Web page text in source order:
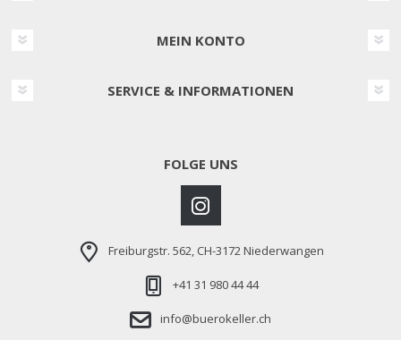
MEIN KONTO
SERVICE & INFORMATIONEN
FOLGE UNS
Freiburgstr. 562, CH-3172 Niederwangen
+41 31 980 44 44
info@buerokeller.ch